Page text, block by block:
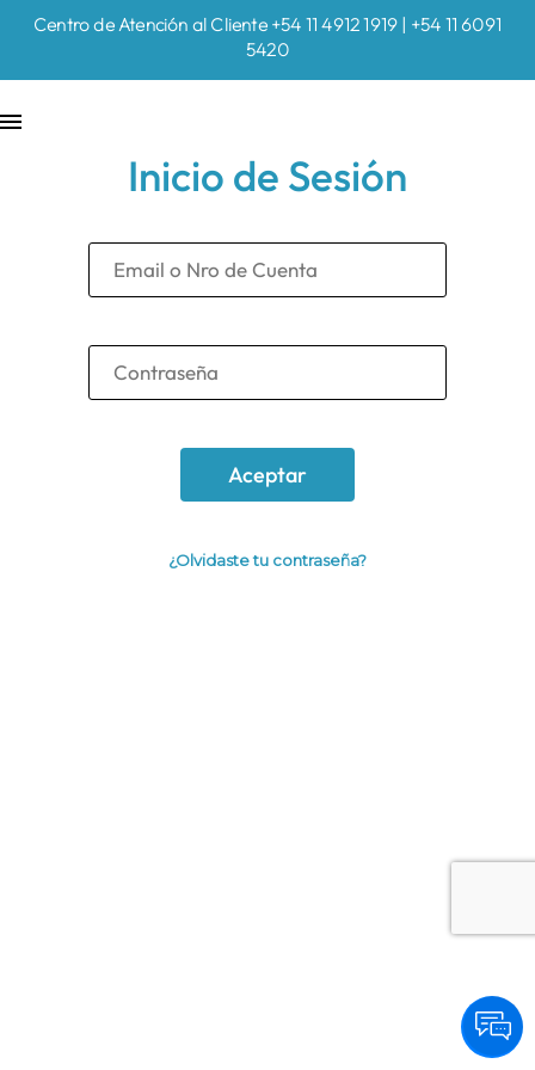
Centro de Atención al Cliente +54 11 4912 1919 | +54 11 6091
5420
Inicio de Sesión
¿Olvidaste tu contraseña?